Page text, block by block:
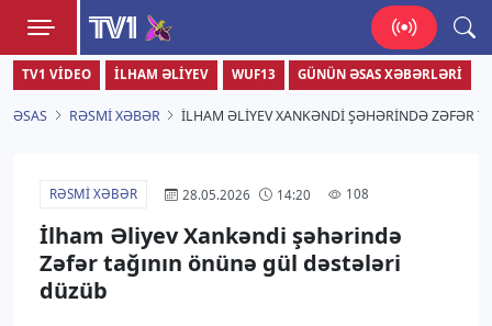
TV1
Zamanı bizimlə yaşa!
TV1 VIDEO İLHAM ƏLIYEV WUF13 GÜNÜN ƏSAS XƏBƏRLƏRI
ƏSAS RƏSMI XƏBƏR İLHAM ƏLIYEV XANKƏNDI ŞƏHƏRINDƏ ZƏFƏR
RƏSMI XƏBƏR 28.05.2026 14:20 108
İlham Əliyev Xankəndi şəhərində
Zəfər tağının önünə gül dəstələri
düzüb